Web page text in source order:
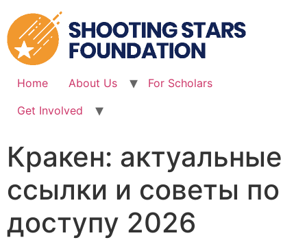
to
content
Home About Us
For Scholars
Get Involved
Кракен: актуальные
ссылки и советы по
доступу 2026